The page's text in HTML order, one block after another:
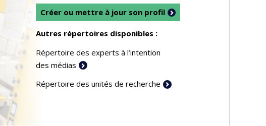
Créer ou mettre à jour son profil
Autres répertoires disponibles :
Répertoire des experts à l’intention
des médias
Répertoire des unités de recherche